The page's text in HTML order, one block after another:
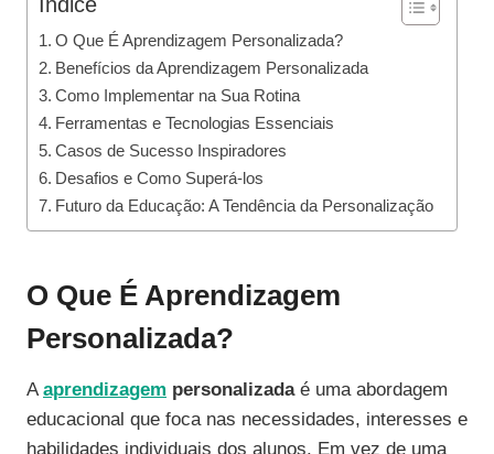
O Que É Aprendizagem Personalizada?
Benefícios da Aprendizagem Personalizada
Como Implementar na Sua Rotina
Ferramentas e Tecnologias Essenciais
Casos de Sucesso Inspiradores
Desafios e Como Superá-los
Futuro da Educação: A Tendência da Personalização
O Que É Aprendizagem
Personalizada?
Aaprendizagem personalizadaé uma abordagem
educacional que foca nas necessidades, interesses e
habilidades individuais dos alunos. Em vez de uma